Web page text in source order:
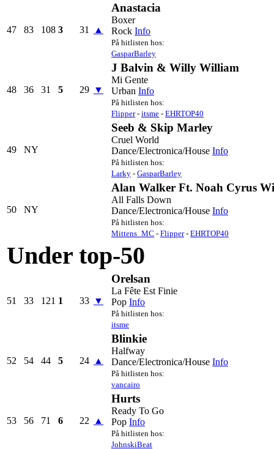
47 83 108 3 31 ▲
Anastacia
Boxer
Rock Info
På hitlisten hos:
GasparBarley
48 36 31 5 29 ▼
J Balvin & Willy William
Mi Gente
Urban Info
På hitlisten hos:
Flipper- itsme - EHRTOP40
49 NY
Seeb & Skip Marley
Cruel World
Dance/Electronica/House Info
På hitlisten hos:
Larky - GasparBarley
50 NY
Alan Walker Ft. Noah Cyrus
All Falls Down
Dance/Electronica/House Info
På hitlisten hos:
Mittens_MC - Flipper- EHRTOP40
Under top-50
51 33 121 1 33 ▼
Orelsan
La Fête Est Finie
Pop Info
På hitlisten hos:
itsme
52 54 44 5 24 ▲
Blinkie
Halfway
Dance/Electronica/House Info
På hitlisten hos:
vancairo
53 56 71 6 22 ▲
Hurts
Ready To Go
Pop Info
På hitlisten hos:
JohnskiBeat